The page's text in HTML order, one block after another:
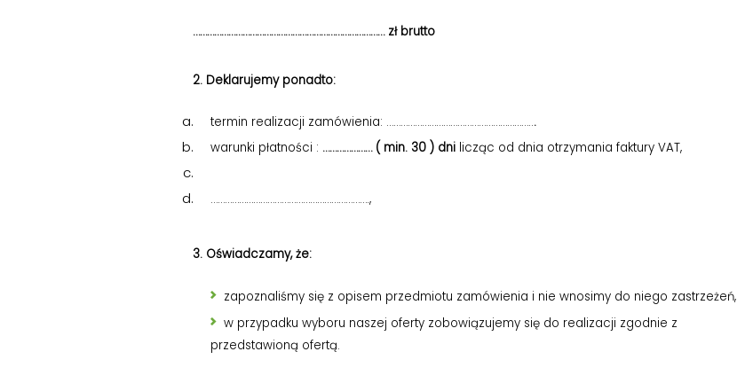
……………………………………………………………………… zł brutto
2. Deklarujemy ponadto:
termin realizacji zamówienia: ……………………………………………………...
warunki płatności : ………………… ( min. 30 ) dni licząc od dnia otrzymania faktury VAT,
………………………………………………………….,
3. Oświadczamy, że:
zapoznaliśmy się z opisem przedmiotu zamówienia i nie wnosimy do niego zastrzeżeń,
w przypadku wyboru naszej oferty zobowiązujemy się do realizacji zgodnie z
przedstawioną ofertą.